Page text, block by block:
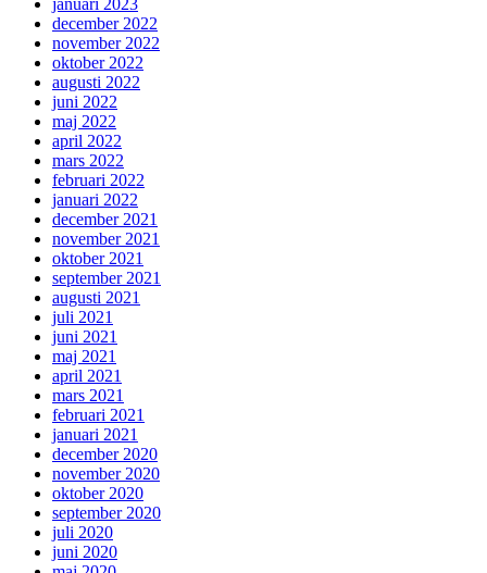
januari 2023
december 2022
november 2022
oktober 2022
augusti 2022
juni 2022
maj 2022
april 2022
mars 2022
februari 2022
januari 2022
december 2021
november 2021
oktober 2021
september 2021
augusti 2021
juli 2021
juni 2021
maj 2021
april 2021
mars 2021
februari 2021
januari 2021
december 2020
november 2020
oktober 2020
september 2020
juli 2020
juni 2020